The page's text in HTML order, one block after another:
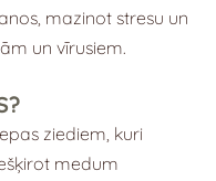
mazinot stresu un
un vīrusiem.
ziediem, kuri
medum